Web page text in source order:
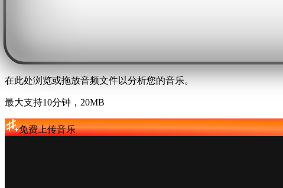
在此处浏览或拖放音频文件以分析您的音乐。
最大支持10分钟，20MB
免费上传音乐